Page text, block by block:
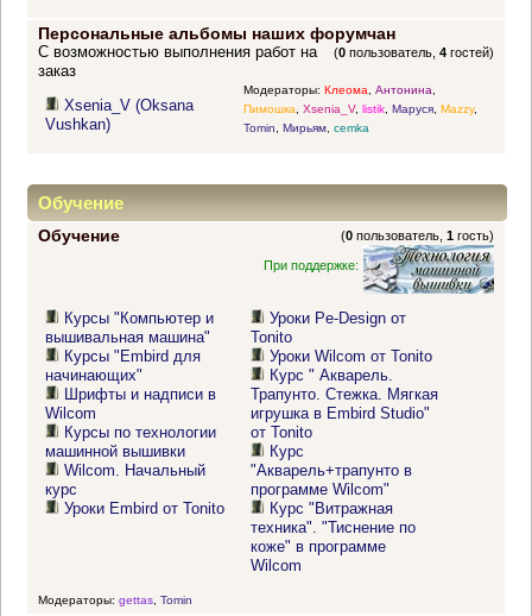
Персональные альбомы наших форумчан
(0 пользователь,4 гостей)
С возможностью выполнения работ на
заказ
Xsenia_V (Oksana
Vushkan)
Модераторы: Клеома, Антонина,
Пимошка, Xsenia_V, listik, Маруся, Mazzy,
Tomin, Мирьям, cemka
Обучение
Обучение (0 пользователь,1 гость)
При поддержке:
Курсы "Компьютер и
вышивальная машина"
Курсы "Embird для
начинающих"
Шрифты и надписи в
Wilcom
Курсы по технологии
машинной вышивки
Wilcom. Начальный
курс
Уроки Embird от Tonito
Уроки Pe-Design от
Tonito
Уроки Wilcom от Tonito
Курс " Акварель.
Трапунто. Стежка. Мягкая
игрушка в Embird Studio"
от Tonito
Курс
"Акварель+трапунто в
программе Wilcom"
Курс "Витражная
техника". "Тиснение по
коже" в программе
Wilcom
Модераторы: gettas, Tomin